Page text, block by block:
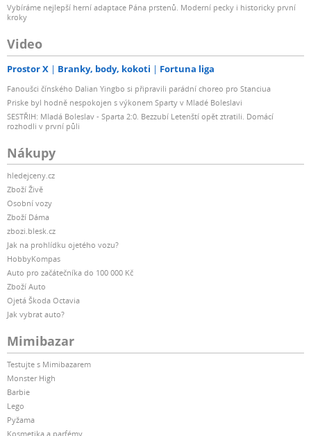
Vybíráme nejlepší herní adaptace Pána prstenů. Moderní pecky i historicky první
kroky
Video
Prostor X Branky, body, kokoti Fortuna liga
Fanoušci čínského Dalian Yingbo si připravili parádní choreo pro Stanciua
Priske byl hodně nespokojen s výkonem Sparty v Mladé Boleslavi
SESTŘIH: Mladá Boleslav - Sparta 2:0. Bezzubí Letenští opět ztratili. Domácí
rozhodli v první půli
Nákupy
hledejceny.cz
Zboží Živě
Osobní vozy
Zboží Dáma
zbozi.blesk.cz
Jak na prohlídku ojetého vozu?
HobbyKompas
Auto pro začátečníka do 100 000 Kč
Zboží Auto
Ojetá Škoda Octavia
Jak vybrat auto?
Mimibazar
Testujte s Mimibazarem
Monster High
Barbie
Lego
Pyžama
Kosmetika a parfémy